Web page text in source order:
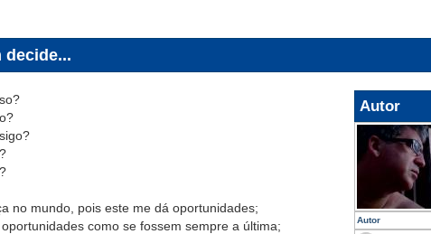
decide...
no mundo, pois este me dá oportunidades;
como se fossem sempre a última;
Autor
Autor